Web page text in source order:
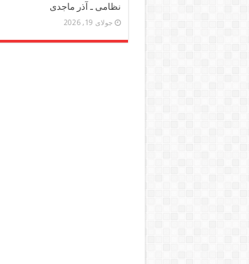
نظامی ـ آذر ماجدی
جولای 19, 2026